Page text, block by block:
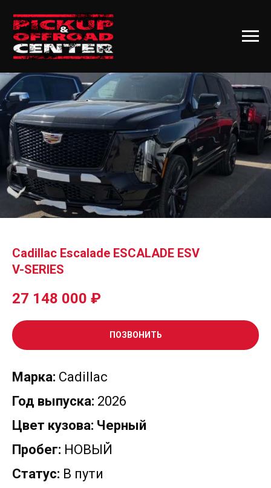
Cadillac Escalade ESCALADE ESV
V-SERIES
27 148 000 ₽
ПОЗВОНИТЬ
Марка: Cadillac
Год выпуска: 2026
Цвет кузова: Черный
Пробег: НОВЫЙ
Статус: В пути